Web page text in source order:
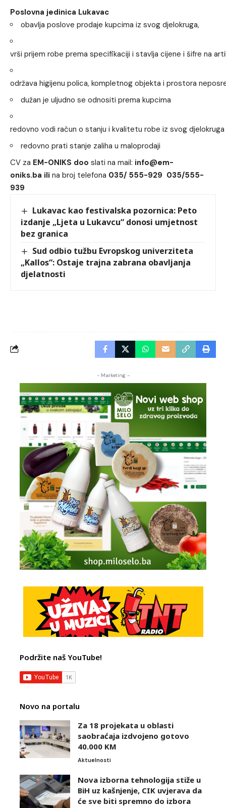
Poslovna jedinica Lukavac
obavlja poslove prodaje kupcima iz svog djelokruga,
vrši prijem robe prema specifikaciji i stavlja cijene i šifre na
održava higijenu polica, kompletnog objekta i prostora
dužan je uljudno se odnositi prema kupcima
redovno vodi račun o stanju i kvalitetu robe iz svog
redovno prati stanje zaliha u maloprodaji
CV za EM-ONIKS doo slati na mail: info@em-
oniks.ba ili na broj telefona 035/ 555-929 035/555-
939
Lukavac kao festivalska pozornica: Peto
izdanje „Ljeta u Lukavcu“ donosi umjetnost
bez granica
Sud odbio tužbu Evropskog univerziteta
„Kallos“: Ostaje trajna zabrana obavljanja
djelatnosti
- Marketing -
Podržite naš YouTube!
Novo na portalu
Za 18 projekata u oblasti
saobraćaja izdvojeno gotovo
40.000 KM
Aktuelnosti
Nova izborna tehnologija stiže u
BiH uz kašnjenje, CIK uvjerava da
će sve biti spremno do izbora